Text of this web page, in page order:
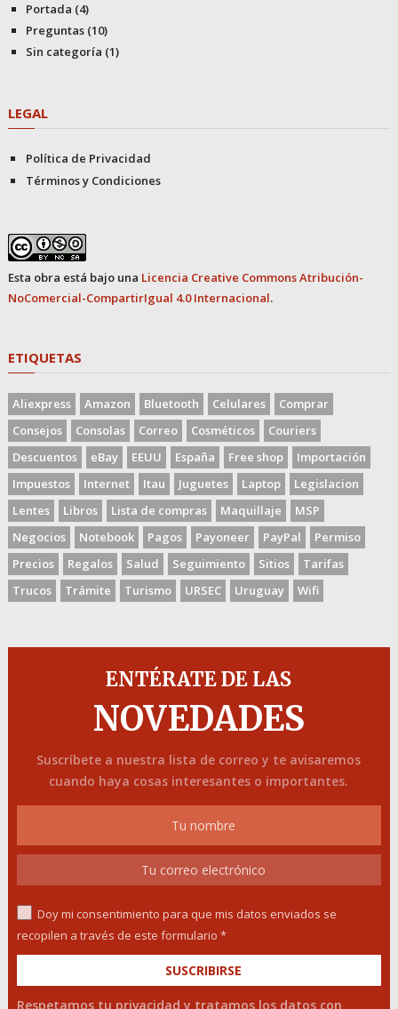
Portada (4)
Preguntas(10)
Sin categoría (1)
LEGAL
Política de Privacidad
Términos y Condiciones
Esta obra está bajo una Licencia Creative Commons Atribución-
NoComercial-CompartirIgual 4.0 Internacional.
ETIQUETAS
Aliexpress Amazon Bluetooth Celulares
Comprar
Consejos
Consolas Correo Cosméticos
Couriers
Descuentos
eBay EEUU España Free shop
Importación
Impuestos
Internet Itau Juguetes Laptop
Legislacion
Lentes
Libros Lista de compras Maquillaje
MSP
Negocios
Notebook Pagos Payoneer PayPal
Permiso
Precios
Regalos Salud Seguimiento Sitios
Tarifas
Trucos
Trámite Turismo URSEC Uruguay Wifi
ENTÉRATE DE LAS
NOVEDADES
Suscríbete a nuestra lista de correo y te avisaremos
cuando haya cosas interesantes o importantes.
Doy mi consentimiento para que mis datos enviados se
recopilen a través de este formulario *
Respetamos tu privacidad y tratamos los datos con